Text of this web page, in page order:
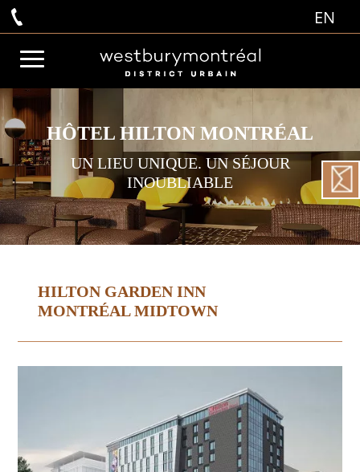
EN
HÔTEL HILTON MONTRÉAL
UN LIEU UNIQUE. UN SÉJOUR
INOUBLIABLE
HILTON GARDEN INN
MONTRÉAL MIDTOWN